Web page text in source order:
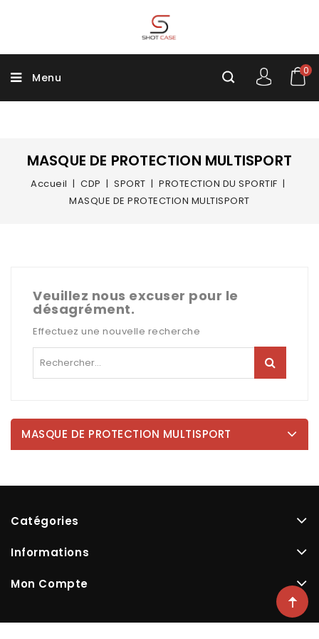
Menu
0
MASQUE DE PROTECTION MULTISPORT
Accueil CDP SPORT
PROTECTION DU SPORTIF
MASQUE DE PROTECTION MULTISPORT
Veuillez nous excuser pour le
désagrément.
Effectuez une nouvelle recherche
MASQUE DE PROTECTION MULTISPORT
Catégories
Informations
Mon Compte